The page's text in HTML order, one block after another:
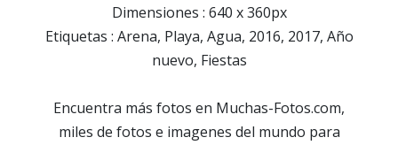
Dimensiones : 640 x 360px
Etiquetas : Arena, Playa, Agua, 2016, 2017, Año
nuevo, Fiestas
Encuentra más fotos en Muchas-Fotos.com,
miles de fotos e imagenes del mundo para